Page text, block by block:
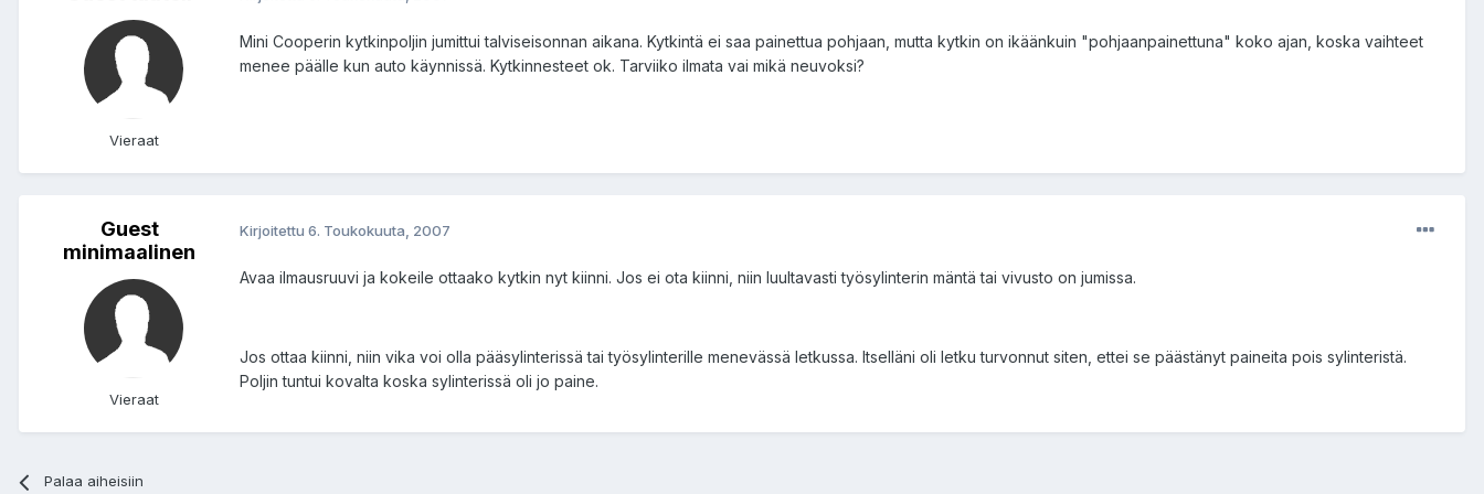
Vieraat
Mini Cooperin kytkinpoljin jumittui talviseisonnan aikana. Kytkintä ei saa painettua pohjaan, mutta kytkin on ikäänkuin "pohjaanpainettuna" koko ajan, koska vaihteet
menee päälle kun auto käynnissä. Kytkinnesteet ok. Tarviiko ilmata vai mikä neuvoksi?
Guest
minimaalinen
Vieraat
Kirjoitettu 6. Toukokuuta, 2007
Avaa ilmausruuvi ja kokeile ottaako kytkin nyt kiinni. Jos ei ota kiinni, niin luultavasti työsylinterin mäntä tai vivusto on jumissa.
Jos ottaa kiinni, niin vika voi olla pääsylinterissä tai työsylinterille menevässä letkussa. Itselläni oli letku turvonnut siten, ettei se päästänyt paineita pois sylinteristä.
Poljin tuntui kovalta koska sylinterissä oli jo paine.
Palaa aiheisiin